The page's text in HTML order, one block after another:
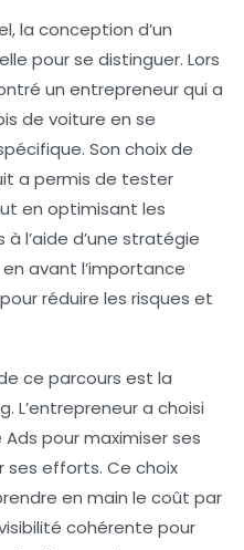
la conception d’un
pour se distinguer. Lors
un entrepreneur qui a
de voiture en se
Son choix de
a permis de tester
en optimisant les
l’aide d’une stratégie
avant l’importance
pour réduire les risques et
ce parcours est la
. L’entrepreneur a choisi
pour maximiser ses
ses efforts. Ce choix
en main le coût par
cohérente pour